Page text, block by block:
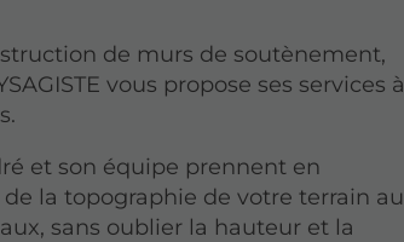
de murs de soutènement,
vous propose ses services à
et son équipe prennent en
la topographie de votre terrain au
sans oublier la hauteur et la